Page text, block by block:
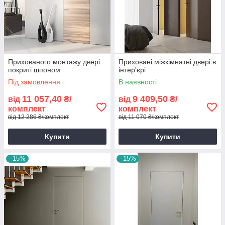
Прихованого монтажу двері
покриті шпоном
Під замовлення
від 11 057,40 ₴/
комплект
від 12 286 ₴/комплект
Купити
Приховані міжкімнатні двері в
інтер'єрі
В наявності
від 9 409,50 ₴/
комплект
від 11 070 ₴/комплект
Купити
–15% –15%